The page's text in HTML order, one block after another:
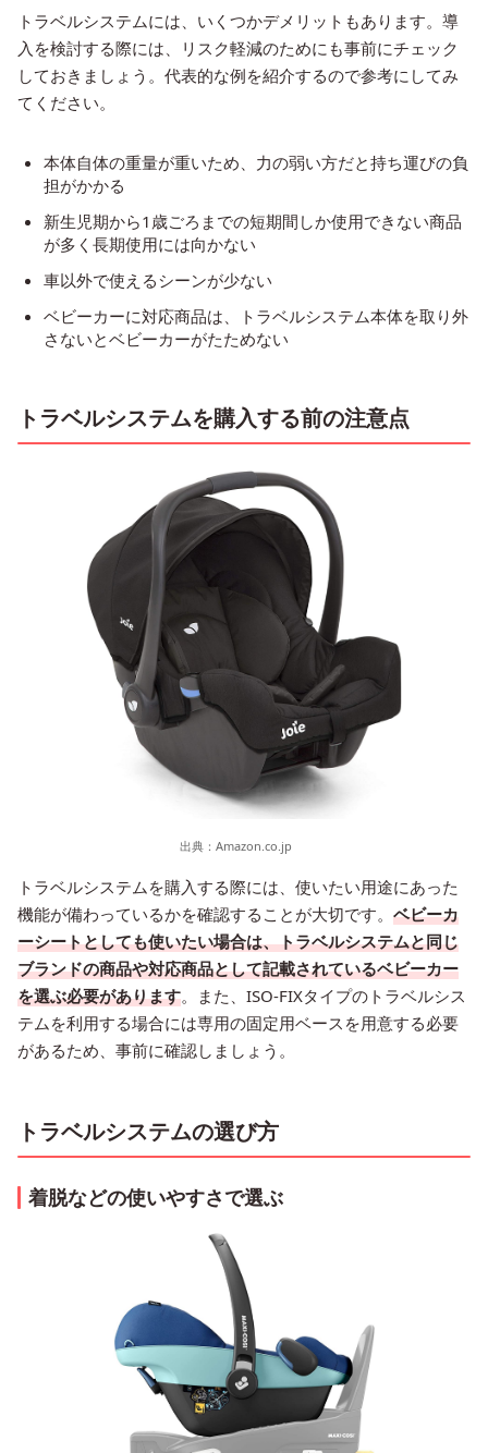
トラベルシステムには、いくつかデメリットもあります。導
入を検討する際には、リスク軽減のためにも事前にチェック
しておきましょう。代表的な例を紹介するので参考にしてみ
てください。
本体自体の重量が重いため、力の弱い方だと持ち運びの負
担がかかる
新生児期から1歳ごろまでの短期間しか使用できない商品
が多く長期使用には向かない
車以外で使えるシーンが少ない
ベビーカーに対応商品は、トラベルシステム本体を取り外
さないとベビーカーがたためない
トラベルシステムを購入する前の注意点
出典： Amazon.co.jp
トラベルシステムを購入する際には、使いたい用途にあった
機能が備わっているかを確認することが大切です。 ベビーカ
ーシートとしても使いたい場合は、トラベルシステムと同じ
ブランドの商品や対応商品として記載されているベビーカー
を選ぶ必要があります。また、ISO-FIXタイプのトラベルシス
テムを利用する場合には専用の固定用ベースを用意する必要
があるため、事前に確認しましょう。
トラベルシステムの選び方
着脱などの使いやすさで選ぶ